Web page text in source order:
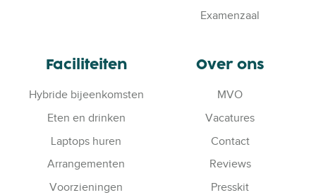
Examenzaal
Faciliteiten
Hybride bijeenkomsten
Eten en drinken
Laptops huren
Arrangementen
Voorzieningen
Over ons
MVO
Vacatures
Contact
Reviews
Presskit